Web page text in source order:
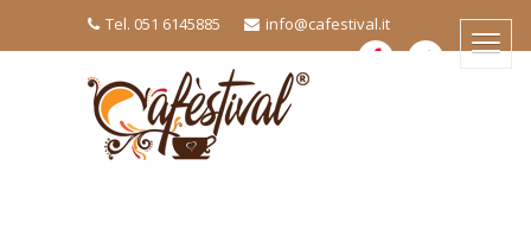
Tel. 051 6145885 info@cafestival.it